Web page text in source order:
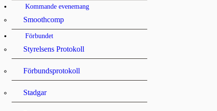
Kommande evenemang
Smoothcomp
Förbundet
Styrelsens Protokoll
Förbundsprotokoll
Stadgar